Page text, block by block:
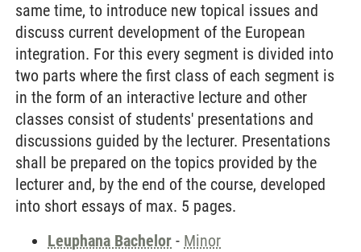
same time, to introduce new topical issues and
discuss current development of the European
integration. For this every segment is divided into
two parts where the first class of each segment is
in the form of an interactive lecture and other
classes consist of students' presentations and
discussions guided by the lecturer. Presentations
shall be prepared on the topics provided by the
lecturer and, by the end of the course, developed
into short essays of max. 5 pages.
Leuphana Bachelor - Minor